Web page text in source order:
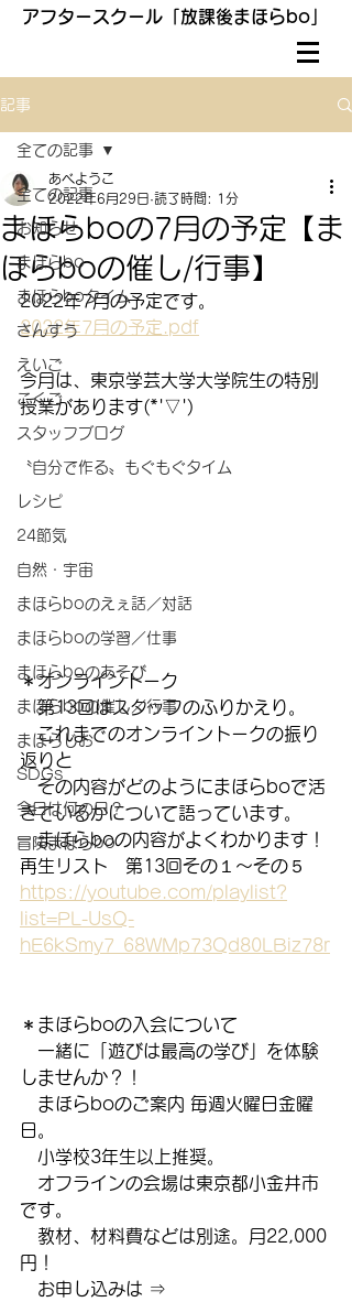
アフタースクール「放課後まほらbo」
記事
全ての記事
お知らせ
まほらbo
まほらboタイム
さんすう
えいご
こくご
スタッフブログ
〝自分で作る〟もぐもぐタイム
レシピ
24節気
自然・宇宙
まほらboのえぇ話／対話
まほらboの学習／仕事
まほらboのあそび
まほらboの催し／行事
まほらじお
SDGs
今日は何の日？
冒険まほらbo
全ての記事
まほらboの7月の予定【ま
ほらboの催し/行事】
あべようこ
2022年6月29日 読了時間: 1分
2022年7月の予定です。
2022年7月の予定.pdf
今月は、東京学芸大学大学院生の特別
授業があります(*'▽')
＊オンライントーク
第13回はスタッフのふりかえり。
これまでのオンライントークの振り
返りと
その内容がどのようにまほらboで活
きているかについて語っています。
まほらboの内容がよくわかります！
再生リスト　第13回その１～その５
https://youtube.com/playlist?
list=PL-UsQ-
hE6kSmy7_68WMp73Qd80LBiz78r
＊まほらboの入会について
一緒に「遊びは最高の学び」を体験
しませんか？！
まほらboのご案内 毎週火曜日金曜
日。
小学校3年生以上推奨。
オフラインの会場は東京都小金井市
です。
教材、材料費などは別途。月22,000
円！
お申し込みは ⇒